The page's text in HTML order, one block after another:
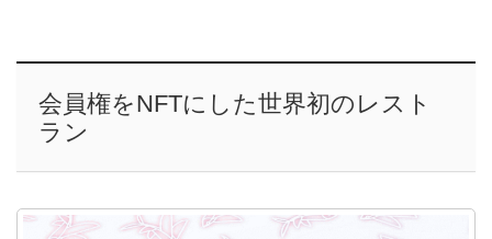
会員権をNFTにした世界初のレスト
ラン